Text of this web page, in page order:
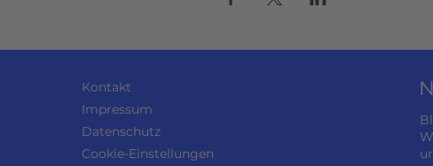
Kontakt
Impressum
Datenschutz
Cookie-Einstellungen